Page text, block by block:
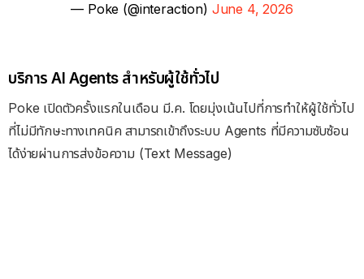
— Poke (@interaction) June 4, 2026
บริการ AI Agents สำหรับผู้ใช้ทั่วไป
Poke เปิดตัวครั้งแรกในเดือน มี.ค. โดยมุ่งเน้นไปที่การทำให้ผู้ใช้ทั่วไป
ที่ไม่มีทักษะทางเทคนิค สามารถเข้าถึงระบบ Agents ที่มีความซับซ้อน
ได้ง่ายผ่านการส่งข้อความ (Text Message)